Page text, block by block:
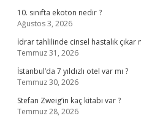
10. sınıfta ekoton nedir ?
Ağustos 3, 2026
İdrar tahlilinde cinsel hastalık çıkar
Temmuz 31, 2026
İstanbul’da 7 yıldızlı otel var mı ?
Temmuz 30, 2026
Stefan Zweig’in kaç kitabı var ?
Temmuz 28, 2026